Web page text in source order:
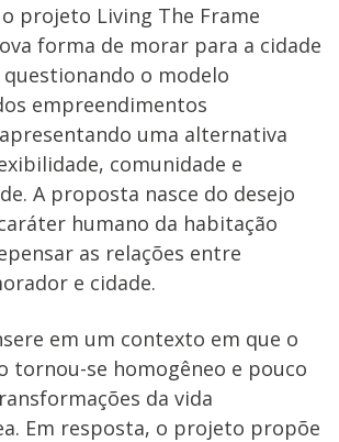
projeto Living The Frame
forma de morar para a cidade
questionando o modelo
empreendimentos
uma alternativa
comunidade e
A proposta nasce do desejo
humano da habitação
as relações entre
e cidade.
em um contexto em que o
tornou-se homogêneo e pouco
da vida
Em resposta, o projeto propõe